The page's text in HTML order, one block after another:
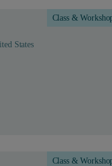
Class &
States
Class &